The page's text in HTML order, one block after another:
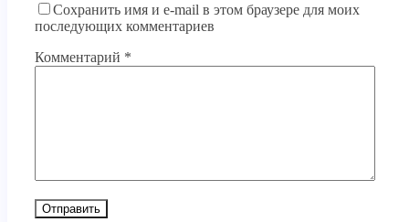
Сохранить имя и e-mail в этом браузере для моих
последующих комментариев
Комментарий *